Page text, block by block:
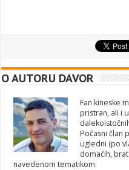
O AUTORU DAVOR
Fan kineske
pristran, ali i
Počasni član
ugledni (po
domaćih,
navedenom tematikom.